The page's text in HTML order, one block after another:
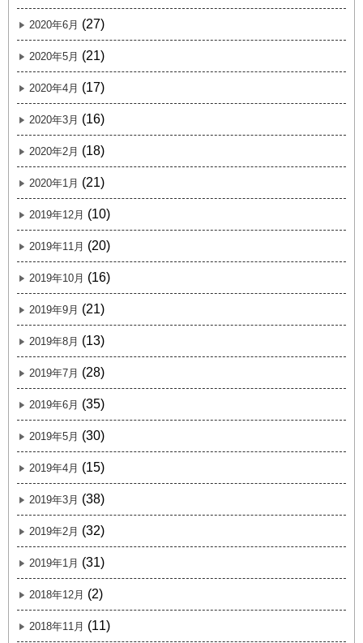
2020年6月 (27)
2020年5月 (21)
2020年4月 (17)
2020年3月 (16)
2020年2月 (18)
2020年1月 (21)
2019年12月 (10)
2019年11月 (20)
2019年10月 (16)
2019年9月 (21)
2019年8月 (13)
2019年7月 (28)
2019年6月 (35)
2019年5月 (30)
2019年4月 (15)
2019年3月 (38)
2019年2月 (32)
2019年1月 (31)
2018年12月 (2)
2018年11月 (11)